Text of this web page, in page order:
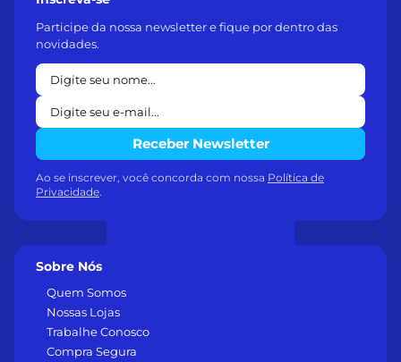
Sobre Nós
Quem Somos
Nossas Lojas
Trabalhe Conosco
Compra Segura
Participe da nossa newsletter e fique por dentro das
novidades.
Receber Newsletter
Ao se inscrever, você concorda com nossa Política de
Privacidade